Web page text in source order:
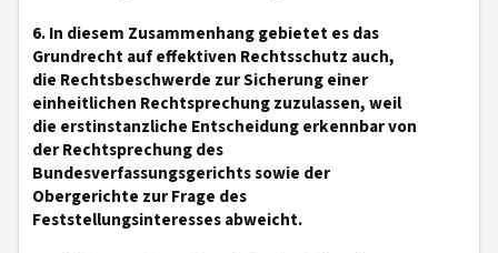
6. In diesem Zusammenhang gebietet es das
Grundrecht auf effektiven Rechtsschutz auch,
die Rechtsbeschwerde zur Sicherung einer
einheitlichen Rechtsprechung zuzulassen, weil
die erstinstanzliche Entscheidung erkennbar von
der Rechtsprechung des
Bundesverfassungsgerichts sowie der
Obergerichte zur Frage des
Feststellungsinteresses abweicht.